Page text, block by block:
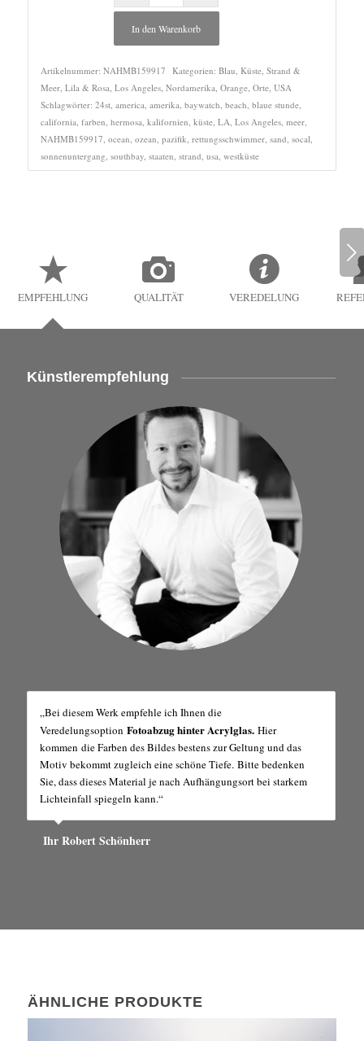
In den Warenkorb
Artikelnummer: NAHMB159917 Kategorien: Blau Küste, Strand &
Meer, Lila & Rosa Los Angeles, Nordamerika Orange, Orte, USA
Schlagwörter: 24st, america amerika baywatch beach blaue stunde,
california farben hermosa kalifornien küste, LA Los Angeles, meer,
NAHMB159917 ocean ozean pazifik rettungsschwimmer, sand socal
sonnenuntergang southbay, staaten strand usa westküste
EMPFEHLUNG QUALITÄT VEREDELUNG
Weiter
Künstlerempfehlung
„Bei diesem Werk empfehle ich Ihnen die
Veredelungsoption Fotoabzug hinter Acrylglas. Hier
kommen die Farben des Bildes bestens zur Geltung und das
Motiv bekommt zugleich eine schöne Tiefe. Bitte bedenken
Sie, dass dieses Material je nach Aufhängungsort bei starkem
Lichteinfall spiegeln kann.“
Ihr Robert Schönherr
ÄHNLICHE PRODUKTE